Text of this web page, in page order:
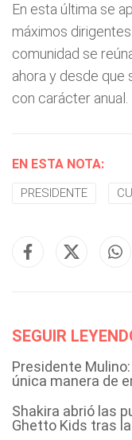
En esta última se
máximos
comunidad se
ahora y desde que
con carácter anual.
EN ESTA NOTA:
PRESIDENTE
SEGUIR
Presidente
única manera de
Shakira abrió las
Ghetto Kids tras